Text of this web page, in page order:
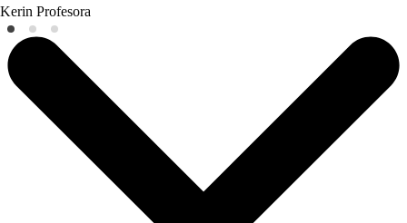
Kerin Profesora